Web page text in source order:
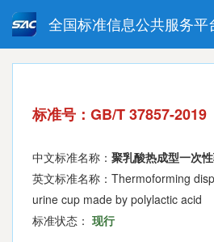
全国标准信息公共服务平
强制性国家标准
指导性技术文件
标准号：GB/T 37857-2019
中文标准名称： 聚乳酸热成型一次
英文标准名称：Thermoforming
urine cup made by polylactic acid
标准状态： 现行